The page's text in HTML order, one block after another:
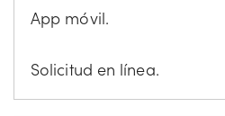
App móvil.
Solicitud en línea.